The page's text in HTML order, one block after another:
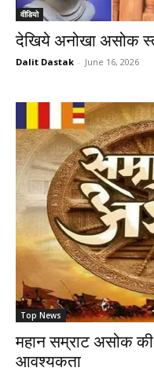
वीडियो
देखिये अनोखा असोक
Dalit Dastak - June 16, 2026
Top News
महान सम्राट असोक
आवश्यकता